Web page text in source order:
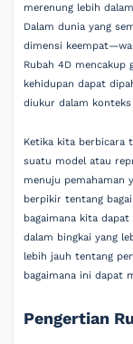
merenung lebih
Dalam dunia yang
dimensi
Rubah 4D mencakup
kehidupan dapat
diukur dalam
Ketika kita berbicara
suatu model atau
menuju pemahaman
berpikir tentang
bagaimana kita
dalam bingkai yang
lebih jauh tentang
bagaimana ini dapat
Pengertian